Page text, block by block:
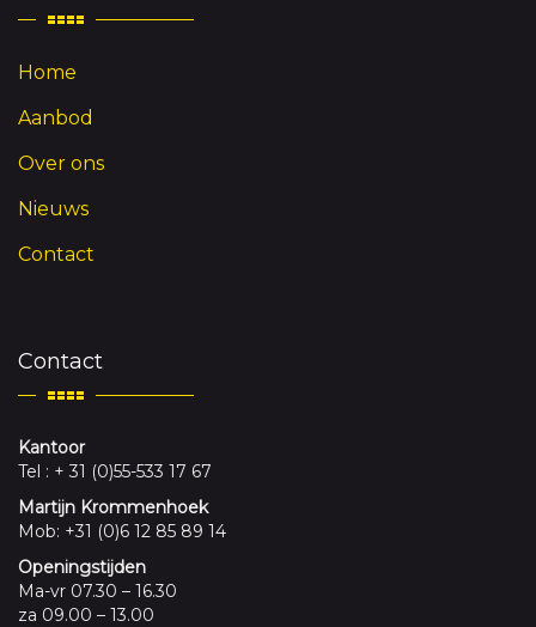
Home
Aanbod
Over ons
Nieuws
Contact
Contact
Kantoor
Tel : + 31 (0)55-533 17 67
Martijn Krommenhoek
Mob: +31 (0)6 12 85 89 14
Openingstijden
Ma-vr 07.30 – 16.30
za 09.00 – 13.00